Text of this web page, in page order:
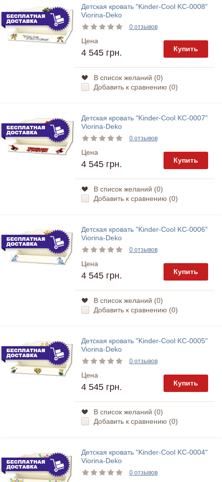
Детская кровать "Kinder-Cool KC-0008"
Viorina-Deko
0 отзывов
Цена
4 545 грн. Купить
В список желаний (0)
Добавить к сравнению (0)
Детская кровать "Kinder-Cool KC-0007"
Viorina-Deko
0 отзывов
Цена
4 545 грн. Купить
В список желаний (0)
Добавить к сравнению (0)
Детская кровать "Kinder-Cool KC-0006"
Viorina-Deko
0 отзывов
Цена
4 545 грн. Купить
В список желаний (0)
Добавить к сравнению (0)
Детская кровать "Kinder-Cool KC-0005"
Viorina-Deko
0 отзывов
Цена
4 545 грн. Купить
В список желаний (0)
Добавить к сравнению (0)
Детская кровать "Kinder-Cool KC-0004"
Viorina-Deko
0 отзывов